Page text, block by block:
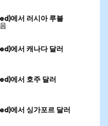
에서 러시아 루블
에서 캐나다 달러
에서 호주 달러
에서 싱가포르 달러